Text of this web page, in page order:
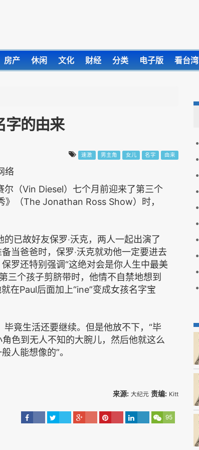
房产 休闲 文化 财经 分类 电子版 看台湾
字的由来
速激 男主角 女儿 名字 由来
尔（Vin Diesel）七个月前迎来了第三个
》（The Jonathan Ross Show）时，
已故好友保罗‧沃克，两人一起出演了
当爸爸时，保罗‧沃克就劝他一定要进去
罗还特别强调“这绝对会是你人生中最美
三个孩子剪脐带时，他情不自禁地想到
在Paul后面加上“ine”变成女孩名字宝
竟生活还要继续。但是他放不下，“毕
色到无人不知的大腕儿，然后他就这么
人能想像的”。
来源: 大纪元 责编: Kitt
95